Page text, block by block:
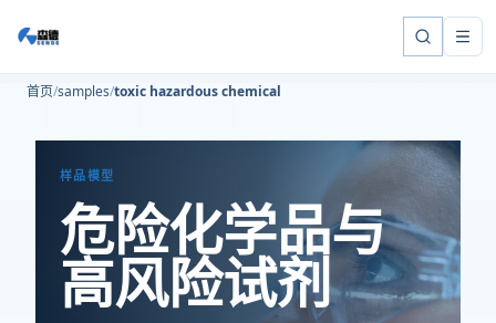
首页 samples toxic hazardous chemical
样品模型
危险化学品与
高风险试剂